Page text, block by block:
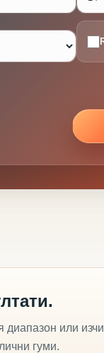
или
гуми.